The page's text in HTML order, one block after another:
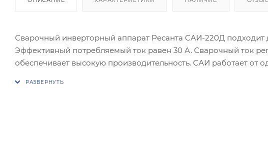
Сварочный инверторный аппарат Ресанта САИ-220Д подходит
Эффективный потребляемый ток равен 30 А. Сварочный ток
обеспечивает высокую производительность. САИ работает от